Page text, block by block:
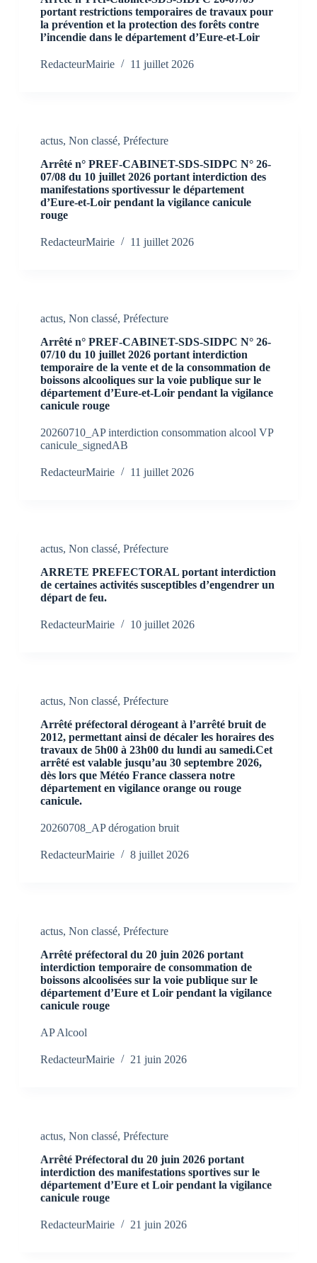
portant restrictions temporaires de travaux pour
la prévention et la protection des forêts contre
l’incendie dans le département d’Eure-et-Loir
RedacteurMairie 11 juillet 2026
actus, Non classé, Préfecture
Arrêté n° PREF-CABINET-SDS-SIDPC N° 26-
07/08 du 10 juillet 2026 portant interdiction des
manifestations sportivessur le département
d’Eure-et-Loir pendant la vigilance canicule
rouge
RedacteurMairie 11 juillet 2026
actus, Non classé, Préfecture
Arrêté n° PREF-CABINET-SDS-SIDPC N° 26-
07/10 du 10 juillet 2026 portant interdiction
temporaire de la vente et de la consommation de
boissons alcooliques sur la voie publique sur le
département d’Eure-et-Loir pendant la vigilance
canicule rouge
20260710_AP interdiction consommation alcool VP
canicule_signedAB
RedacteurMairie 11 juillet 2026
actus, Non classé, Préfecture
ARRETE PREFECTORAL portant interdiction
de certaines activités susceptibles d’engendrer un
départ de feu.
RedacteurMairie 10 juillet 2026
actus, Non classé, Préfecture
Arrêté préfectoral dérogeant à l’arrêté bruit de
2012, permettant ainsi de décaler les horaires des
travaux de 5h00 à 23h00 du lundi au samedi.Cet
arrêté est valable jusqu’au 30 septembre 2026,
dès lors que Météo France classera notre
département en vigilance orange ou rouge
canicule.
20260708_AP dérogation bruit
RedacteurMairie 8 juillet 2026
actus, Non classé, Préfecture
Arrêté préfectoral du 20 juin 2026 portant
interdiction temporaire de consommation de
boissons alcoolisées sur la voie publique sur le
département d’Eure et Loir pendant la vigilance
canicule rouge
AP Alcool
RedacteurMairie 21 juin 2026
actus, Non classé, Préfecture
Arrêté Préfectoral du 20 juin 2026 portant
interdiction des manifestations sportives sur le
département d’Eure et Loir pendant la vigilance
canicule rouge
RedacteurMairie 21 juin 2026